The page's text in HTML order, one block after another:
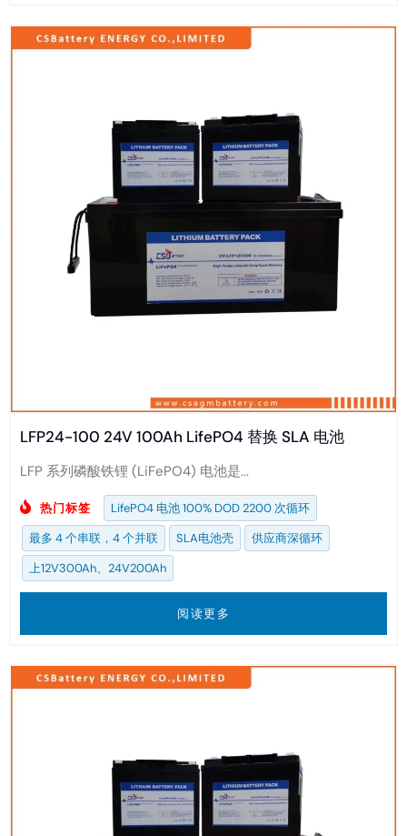
LFP24-100 24V 100Ah LifePO4 替换 SLA 电池
LFP 系列磷酸铁锂 (LiFePO4) 电池是...
热门标签
LifePO4 电池 100% DOD 2200 次循环
最多 4 个串联，4 个并联
SLA电池壳
供应商深循环
上12V300Ah、24V200Ah
阅读更多